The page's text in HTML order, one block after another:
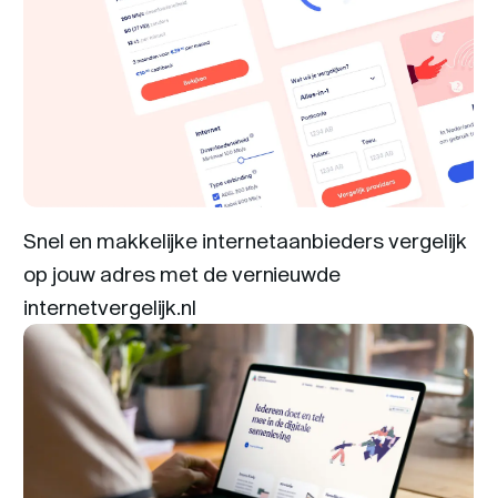
Snel en makkelijke internetaanbieders vergelijk
op jouw adres met de vernieuwde
internetvergelijk.nl